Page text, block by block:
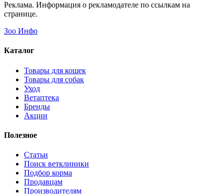
Реклама. Информация о рекламодателе по ссылкам на
странице.
Зоо Инфо
Каталог
Товары для кошек
Товары для собак
Уход
Ветаптека
Бренды
Акции
Полезное
Статьи
Поиск ветклиники
Подбор корма
Продавцам
Производителям